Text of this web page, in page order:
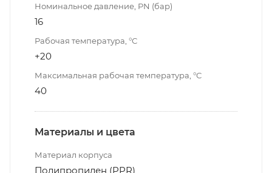
Номинальное давление, PN (бар)
16
Рабочая температура, °С
+20
Максимальная рабочая температура, °С
40
Материалы и цвета
Материал корпуса
Полипропилен (PPR)